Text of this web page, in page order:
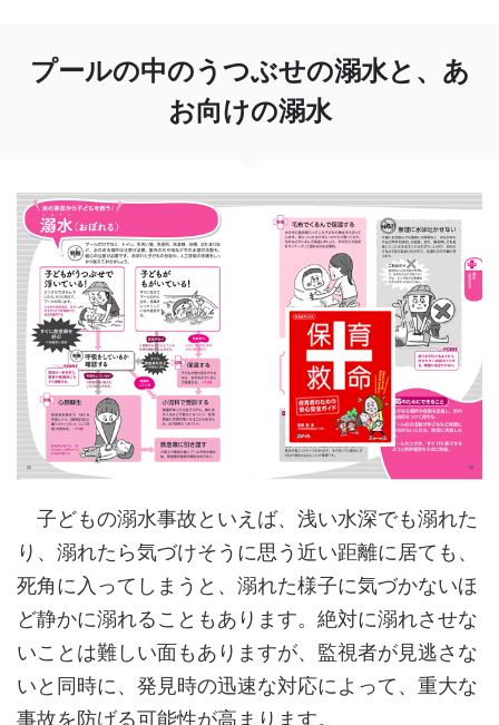
プールの中のうつぶせの溺水と、あ
お向けの溺水
子どもの溺水事故といえば、浅い水深でも溺れた
り、溺れたら気づけそうに思う近い距離に居ても、
死角に入ってしまうと、溺れた様子に気づかないほ
ど静かに溺れることもあります。絶対に溺れさせな
いことは難しい面もありますが、監視者が見逃さな
いと同時に、発見時の迅速な対応によって、重大な
事故を防げる可能性が高まります。